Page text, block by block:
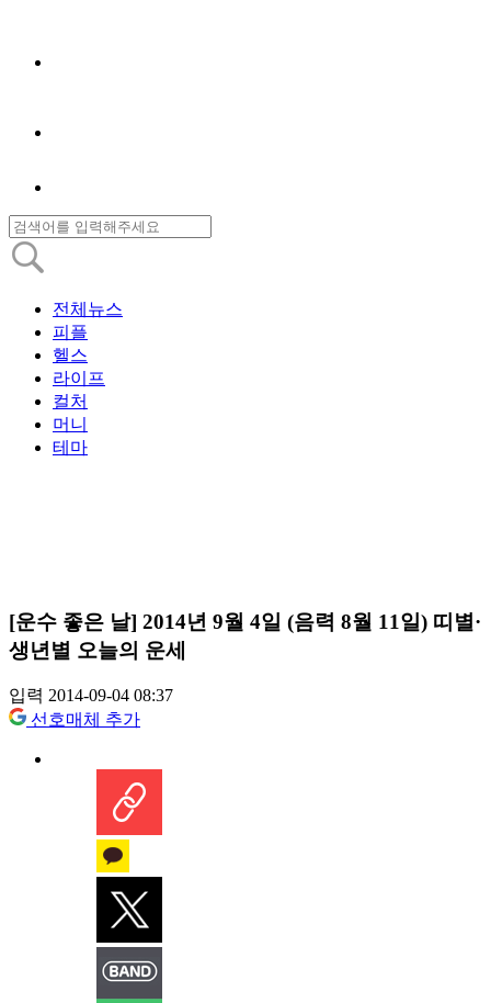
전체뉴스
피플
헬스
라이프
컬처
머니
테마
[운수 좋은 날] 2014년 9월 4일 (음력 8월 11일) 띠별·
생년별 오늘의 운세
입력 2014-09-04 08:37
선호매체 추가